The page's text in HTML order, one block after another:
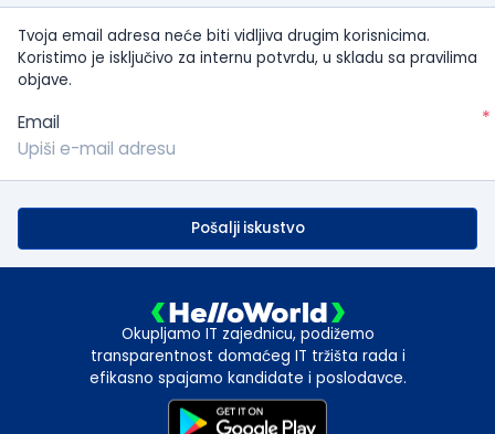
Tvoja email adresa neće biti vidljiva drugim korisnicima.
Koristimo je isključivo za internu potvrdu, u skladu sa pravilima
objave.
Email *
Pošalji iskustvo
Okupljamo IT zajednicu, podižemo
transparentnost domaćeg IT tržišta rada i
efikasno spajamo kandidate i poslodavce.